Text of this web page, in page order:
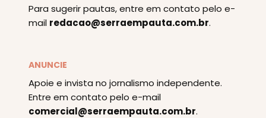
Para sugerir pautas, entre em contato pelo e-
mail redacao@serraempauta.com.br.
ANUNCIE
Apoie e invista no jornalismo independente.
Entre em contato pelo e-mail
comercial@serraempauta.com.br.